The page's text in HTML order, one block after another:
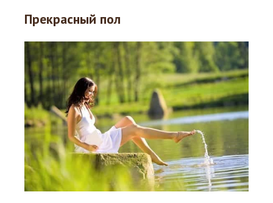
Прекрасный пол